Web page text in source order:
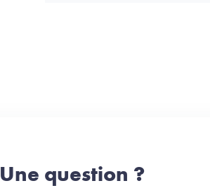
Une question ?